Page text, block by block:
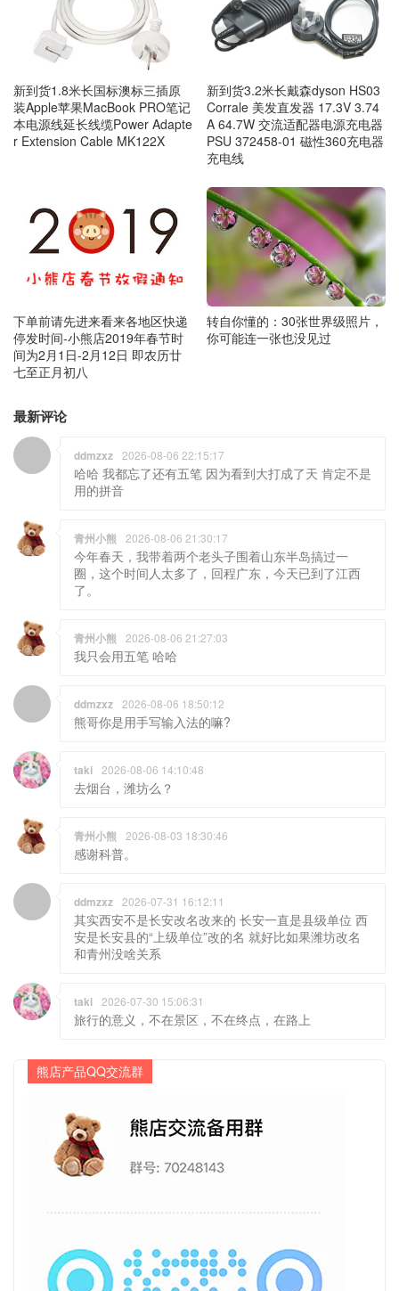
新到货1.8米长国标澳标三插原
装Apple苹果MacBook PRO笔记
本电源线延长线缆Power Adapte
r Extension Cable MK122X
新到货3.2米长戴森dyson HS03
Corrale 美发直发器 17.3V 3.74
A 64.7W 交流适配器电源充电器
PSU 372458-01 磁性360充电器
充电线
下单前请先进来看来各地区快递
停发时间-小熊店2019年春节时
间为2月1日-2月12日 即农历廿
七至正月初八
转自你懂的：30张世界级照片，
你可能连一张也没见过
最新评论
ddmzxz 2026-08-06 22:15:17
哈哈 我都忘了还有五笔 因为看到大打成了天 肯定不是
用的拼音
青州小熊 2026-08-06 21:30:17
今年春天，我带着两个老头子围着山东半岛搞过一
圈，这个时间人太多了，回程广东，今天已到了江西
了。
青州小熊 2026-08-06 21:27:03
我只会用五笔 哈哈
ddmzxz 2026-08-06 18:50:12
熊哥你是用手写输入法的嘛?
taki 2026-08-06 14:10:48
去烟台，潍坊么？
青州小熊 2026-08-03 18:30:46
感谢科普。
ddmzxz 2026-07-31 16:12:11
其实西安不是长安改名改来的 长安一直是县级单位 西
安是长安县的“上级单位”改的名 就好比如果潍坊改名
和青州没啥关系
taki 2026-07-30 15:06:31
旅行的意义，不在景区，不在终点，在路上
熊店产品QQ交流群